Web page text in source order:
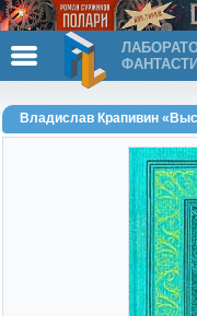
Владислав Крапивин